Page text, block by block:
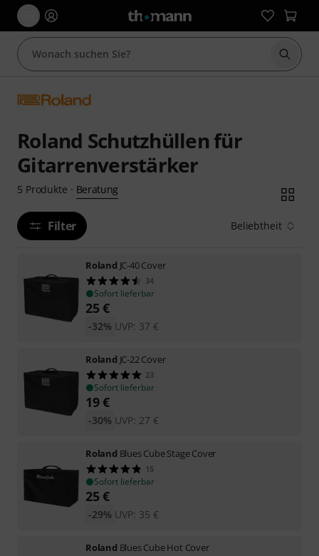
Suche
Roland Schutzhüllen für
Gitarrenverstärker
5 Produkte · Beratung
Filter Beliebtheit
Roland JC-40 Cover
34
Sofort lieferbar
25€
UVP: 37 €
-32%
Roland JC-22 Cover
23
Sofort lieferbar
19€
UVP: 27 €
-30%
Roland Blues Cube Stage Cover
15
Sofort lieferbar
25€
UVP: 35 €
-29%
Roland Blues Cube Hot Cover